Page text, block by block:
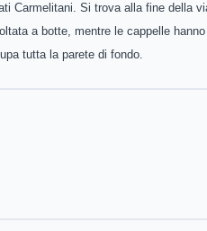
Carmelitani. Si trova alla fine della
a botte, mentre le cappelle
tutta la parete di fondo.